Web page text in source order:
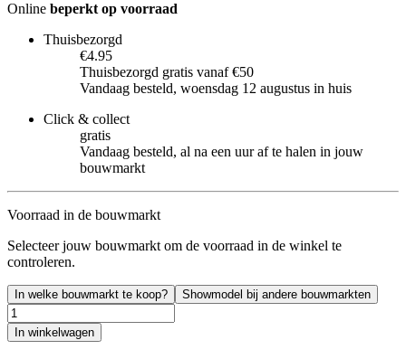
Online beperkt op voorraad
Thuisbezorgd
€4.95
Thuisbezorgd gratis vanaf €50
Vandaag besteld, woensdag 12 augustus in huis
Click & collect
gratis
Vandaag besteld, al na een uur af te halen in jouw
bouwmarkt
Voorraad in de bouwmarkt
Selecteer jouw bouwmarkt om de voorraad in de winkel te
controleren.
In welke bouwmarkt te koop? Showmodel bij andere bouwmarkten
In winkelwagen